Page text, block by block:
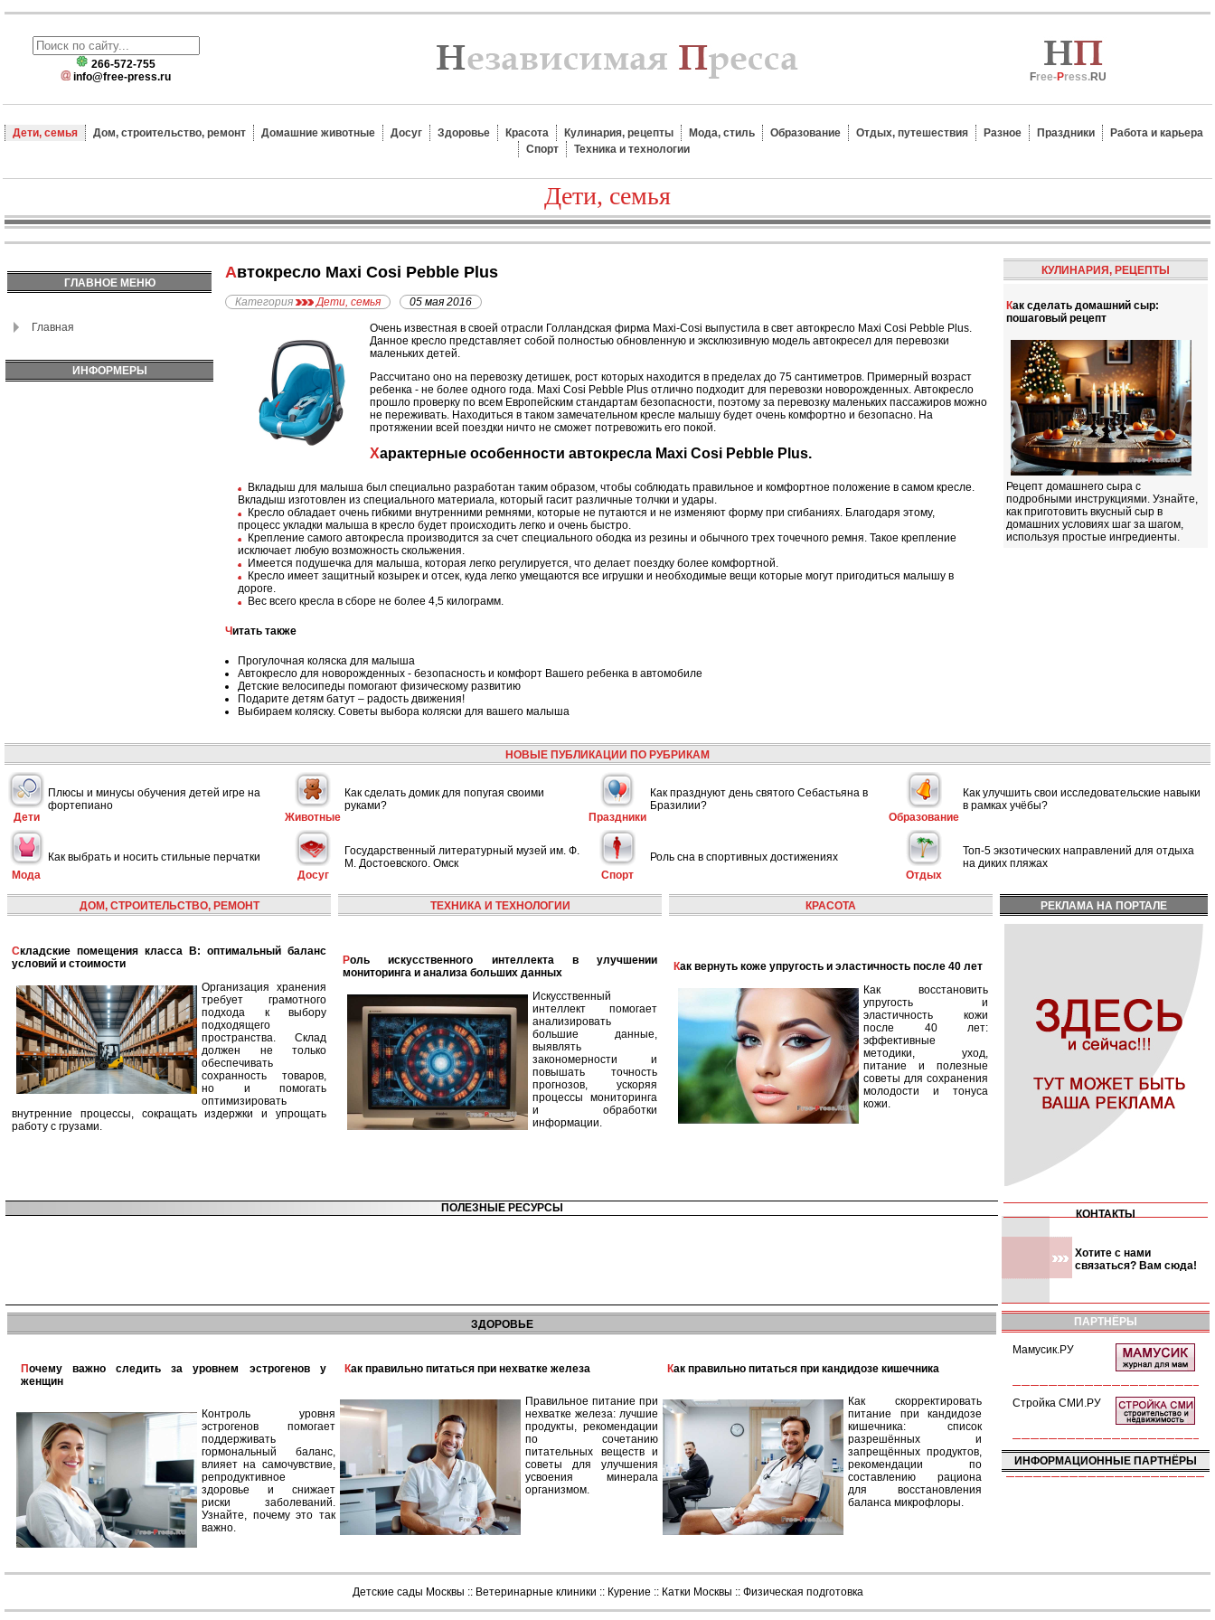
266-572-755
info@free-press.ru
Free-Press.RU
Дети, семья Дом, строительство, ремонт Домашние животные Досуг Здоровье Красота Кулинария, рецепты Мода, стиль Образование Отдых, путешествия Разное Праздники
Работа и карьера
Спорт
Техника и технологии
Дети, семья
ГЛАВНОЕ МЕНЮ
Главная
ИНФОРМЕРЫ
Автокресло Maxi Cosi Pebble Plus
Категория Дети, семья 05 мая 2016
Очень известная в своей отрасли Голландская фирма Maxi-Cosi выпустила в свет автокресло Maxi Cosi Pebble Plus.
Данное кресло представляет собой полностью обновленную и эксклюзивную модель автокресел для перевозки
маленьких детей.
Рассчитано оно на перевозку детишек, рост которых находится в пределах до 75 сантиметров. Примерный возраст
ребенка - не более одного года. Maxi Cosi Pebble Plus отлично подходит для перевозки новорожденных. Автокресло
прошло проверку по всем Европейским стандартам безопасности, поэтому за перевозку маленьких пассажиров можно
не переживать. Находиться в таком замечательном кресле малышу будет очень комфортно и безопасно. На
протяжении всей поездки ничто не сможет потревожить его покой.
Характерные особенности автокресла Maxi Cosi Pebble Plus.
Вкладыш для малыша был специально разработан таким образом, чтобы соблюдать правильное и комфортное положение в самом кресле.
Вкладыш изготовлен из специального материала, который гасит различные толчки и удары.
Кресло обладает очень гибкими внутренними ремнями, которые не путаются и не изменяют форму при сгибаниях. Благодаря этому,
процесс укладки малыша в кресло будет происходить легко и очень быстро.
Крепление самого автокресла производится за счет специального ободка из резины и обычного трех точечного ремня. Такое крепление
исключает любую возможность скольжения.
Имеется подушечка для малыша, которая легко регулируется, что делает поездку более комфортной.
Кресло имеет защитный козырек и отсек, куда легко умещаются все игрушки и необходимые вещи которые могут пригодиться малышу в
дороге.
Вес всего кресла в сборе не более 4,5 килограмм.
Читать также
Прогулочная коляска для малыша
Автокресло для новорожденных - безопасность и комфорт Вашего ребенка в автомобиле
Детские велосипеды помогают физическому развитию
Подарите детям батут – радость движения!
Выбираем коляску. Советы выбора коляски для вашего малыша
КУЛИНАРИЯ, РЕЦЕПТЫ
Как сделать домашний сыр:
пошаговый рецепт
Рецепт домашнего сыра с
подробными инструкциями. Узнайте,
как приготовить вкусный сыр в
домашних условиях шаг за шагом,
используя простые ингредиенты.
НОВЫЕ ПУБЛИКАЦИИ ПО РУБРИКАМ
Дети
Плюсы и минусы обучения детей игре на
фортепиано
Животные
Как сделать домик для попугая своими
руками?
Праздники
Как празднуют день святого Себастьяна в
Бразилии?
Образование
Как улучшить свои исследовательские навыки
в рамках учёбы?
Мода
Как выбрать и носить стильные перчатки
Досуг
Государственный литературный музей им. Ф.
М. Достоевского. Омск
Спорт
Роль сна в спортивных достижениях
Отдых
Топ-5 экзотических направлений для отдыха
на диких пляжах
ДОМ, СТРОИТЕЛЬСТВО, РЕМОНТ
Складские помещения класса B: оптимальный баланс
условий и стоимости
Организация хранения
требует грамотного
подхода к выбору
подходящего
пространства. Склад
должен не только
обеспечивать
сохранность товаров,
но и помогать
оптимизировать
внутренние процессы, сокращать издержки и упрощать
работу с грузами.
ТЕХНИКА И ТЕХНОЛОГИИ
Роль искусственного интеллекта в улучшении
мониторинга и анализа больших данных
Искусственный
интеллект помогает
анализировать
большие данные,
выявлять
закономерности и
повышать точность
прогнозов, ускоряя
процессы мониторинга
и обработки
информации.
КРАСОТА
Как вернуть коже упругость и эластичность после 40 лет
Как восстановить
упругость и
эластичность кожи
после 40 лет:
эффективные
методики, уход,
питание и полезные
советы для сохранения
молодости и тонуса
кожи.
РЕКЛАМА НА ПОРТАЛЕ
ПОЛЕЗНЫЕ РЕСУРСЫ КОНТАКТЫ
Хотите с нами
связаться? Вам сюда!
ЗДОРОВЬЕ
Почему важно следить за уровнем эстрогенов у
женщин
Контроль уровня
эстрогенов помогает
поддерживать
гормональный баланс,
влияет на самочувствие,
репродуктивное
здоровье и снижает
риски заболеваний.
Узнайте, почему это так
важно.
Как правильно питаться при нехватке железа
Правильное питание при
нехватке железа: лучшие
продукты, рекомендации
по сочетанию
питательных веществ и
советы для улучшения
усвоения минерала
организмом.
Как правильно питаться при кандидозе кишечника
Как скорректировать
питание при кандидозе
кишечника: список
разрешённых и
запрещённых продуктов,
рекомендации по
составлению рациона
для восстановления
баланса микрофлоры.
ПАРТНЁРЫ
Мамусик.РУ
Стройка СМИ.РУ
ИНФОРМАЦИОННЫЕ ПАРТНЁРЫ
Детские сады Москвы :: Ветеринарные клиники :: Курение :: Катки Москвы :: Физическая подготовка